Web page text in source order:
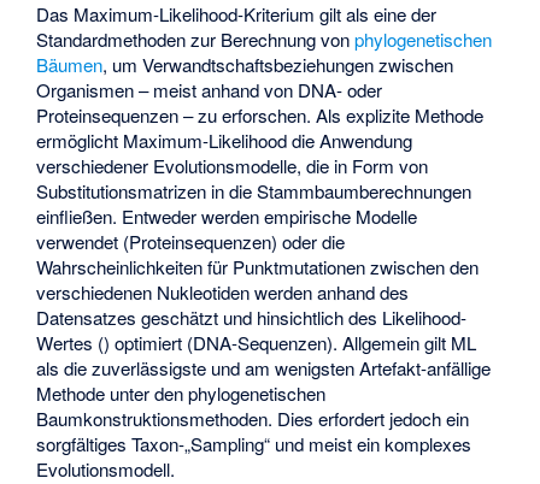
Das Maximum-Likelihood-Kriterium gilt als eine der
Standardmethoden zur Berechnung vonphylogenetischen
Bäumen, um Verwandtschaftsbeziehungen zwischen
Organismen – meist anhand von DNA- oder
Proteinsequenzen – zu erforschen. Als explizite Methode
ermöglicht Maximum-Likelihood die Anwendung
verschiedener Evolutionsmodelle, die in Form von
Substitutionsmatrizen in die Stammbaumberechnungen
einfließen. Entweder werden empirische Modelle
verwendet (Proteinsequenzen) oder die
Wahrscheinlichkeiten für Punktmutationen zwischen den
verschiedenen Nukleotiden werden anhand des
Datensatzes geschätzt und hinsichtlich des Likelihood-
Wertes () optimiert (DNA-Sequenzen). Allgemein gilt ML
als die zuverlässigste und am wenigsten Artefakt-anfällige
Methode unter den phylogenetischen
Baumkonstruktionsmethoden. Dies erfordert jedoch ein
sorgfältiges Taxon-„Sampling“ und meist ein komplexes
Evolutionsmodell.